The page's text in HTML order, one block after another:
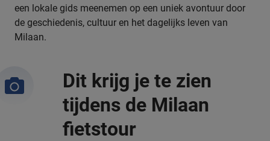
een lokale gids meenemen op een uniek avontuur door
de geschiedenis, cultuur en het dagelijks leven van
Milaan.
Dit krijg je te zien
tijdens de Milaan
fietstour